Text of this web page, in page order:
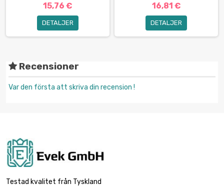
15,76 €
DETALJER
16,81 €
DETALJER
Recensioner
Var den första att skriva din recension !
Testad kvalitet från Tyskland